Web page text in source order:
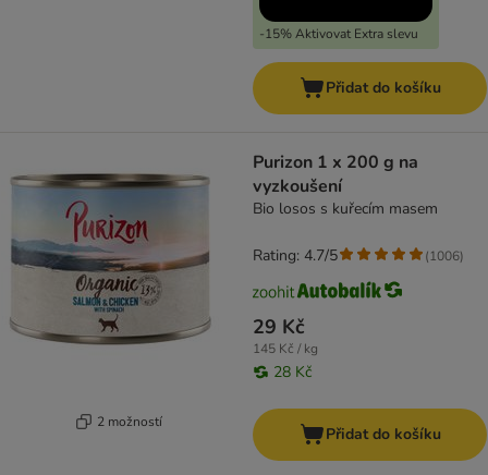
-15% Aktivovat Extra slevu
Přidat do košíku
2 možností
Purizon 1 x 200 g na
vyzkoušení
Bio losos s kuřecím masem
29 Kč
145 Kč / kg
28 Kč
Rating: 4.7/5 (1006)
Přidat do košíku